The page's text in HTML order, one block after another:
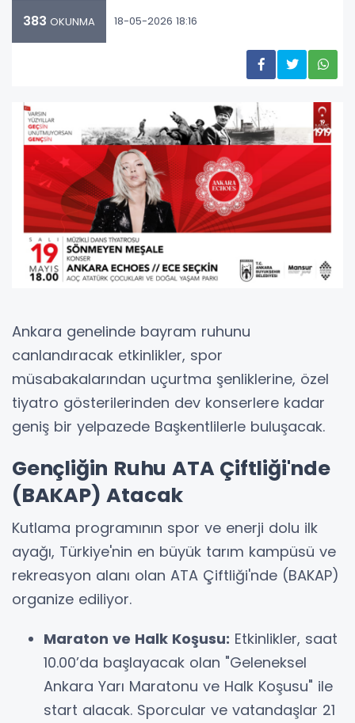
383 OKUNMA 18-05-2026 18:16
Ankara genelinde bayram ruhunu
canlandıracak etkinlikler, spor
müsabakalarından uçurtma şenliklerine, özel
tiyatro gösterilerinden dev konserlere kadar
geniş bir yelpazede Başkentlilerle buluşacak.
Gençliğin Ruhu ATA Çiftliği'nde
(BAKAP) Atacak
Kutlama programının spor ve enerji dolu ilk
ayağı, Türkiye'nin en büyük tarım kampüsü ve
rekreasyon alanı olan ATA Çiftliği'nde (BAKAP)
organize ediliyor.
Maraton ve Halk Koşusu: Etkinlikler, saat
10.00’da başlayacak olan "Geleneksel
Ankara Yarı Maratonu ve Halk Koşusu" ile
start alacak. Sporcular ve vatandaşlar 21